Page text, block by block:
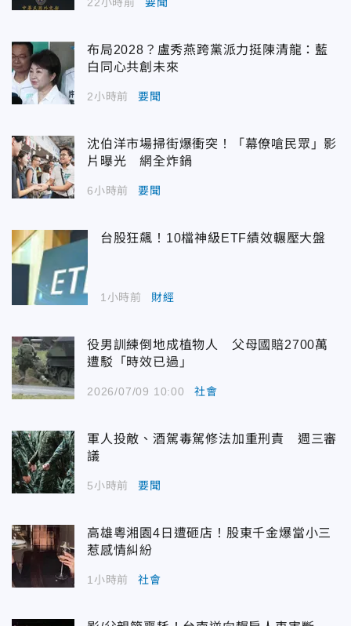
布局2028？盧秀燕跨黨派力挺陳清龍：藍
白同心共創未來
2小時前 要聞
沈伯洋市場掃街爆衝突！「幕僚嗆民眾」影
片曝光 網全炸鍋
6小時前 要聞
台股狂飆！10檔神級ETF績效輾壓大盤
1小時前 財經
役男訓練倒地成植物人 父母國賠2700萬
遭駁「時效已過」
2026/07/09 10:00 社會
軍人投敵、酒駕毒駕修法加重刑責 週三審
議
5小時前 要聞
高雄粵湘園4日遭砸店！股東千金爆當小三
惹感情糾紛
1小時前 社會